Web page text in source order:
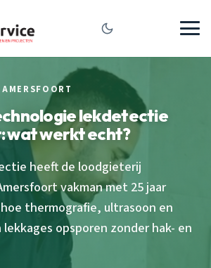
lekdetectie
wat werkt echt?
heeft de loodgieterij
vakman met 25 jaar
thermografie, ultrasoon en
opsporen zonder hak- en